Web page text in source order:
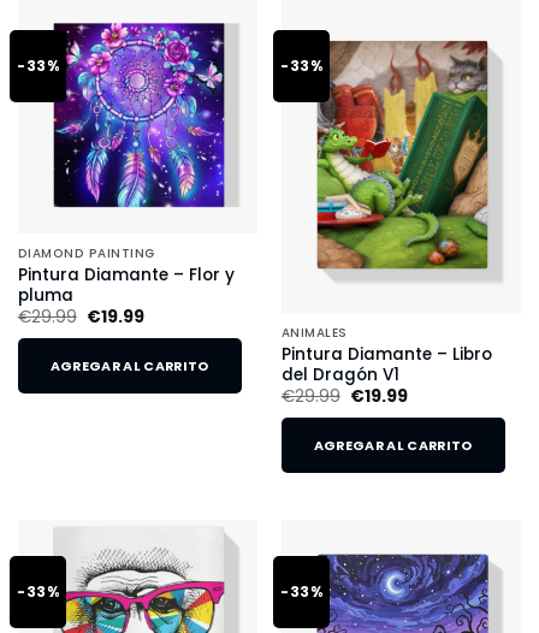
-33%
DIAMOND PAINTING
Pintura Diamante – Flor y
pluma
€29.99 €19.99
AGREGAR AL CARRITO
-33%
ANIMALES
Pintura Diamante – Libro
del Dragón V1
€29.99 €19.99
AGREGAR AL CARRITO
-33% -33%